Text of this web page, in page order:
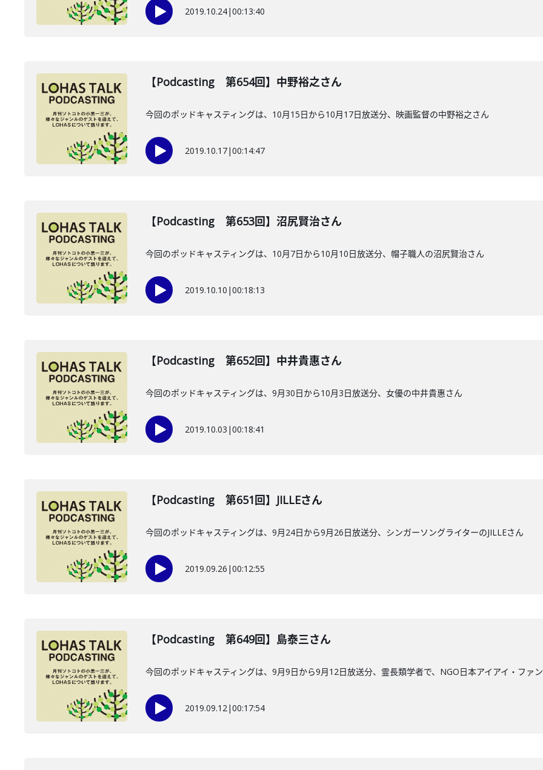
2019.10.24|00:13:40
【Podcasting 第654回】中野裕之さん
今回のポッドキャスティングは、10月15日から10月17日放送分、映画監督の中野裕之さん
2019.10.17|00:14:47
【Podcasting 第653回】沼尻賢治さん
今回のポッドキャスティングは、10月7日から10月10日放送分、帽子職人の沼尻賢治さん
2019.10.10 |00:18:13
【Podcasting 第652回】中井貴惠さん
今回のポッドキャスティングは、9月30日から10月3日放送分、女優の中井貴惠さん
2019.10.03 |00:18:41
【Podcasting 第651回】JILLEさん
今回のポッドキャスティングは、9月24日から9月26日放送分、シンガーソングライターのJILLEさん
2019.09.26 |00:12:55
【Podcasting 第649回】島泰三さん
今回のポッドキャスティングは、9月9日から9月12日放送分、霊長類学者で、NGO日本アイアイ・ファ
2019.09.12|00:17:54